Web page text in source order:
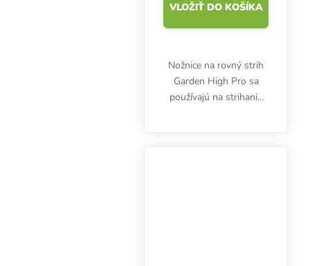
VLOŽIŤ DO KOŠÍKA
Nožnice na rovný strih
Garden High Pro sa
používajú na strihanie